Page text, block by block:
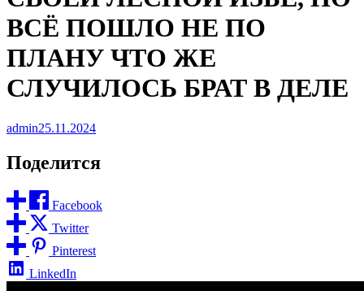
ВСЁ ПОШЛО НЕ ПО
ПЛАНУ ЧТО ЖЕ
СЛУЧИЛОСЬ БРАТ В ДЕЛЕ
admin25.11.2024
Поделится
Facebook
Twitter
Pinterest
LinkedIn